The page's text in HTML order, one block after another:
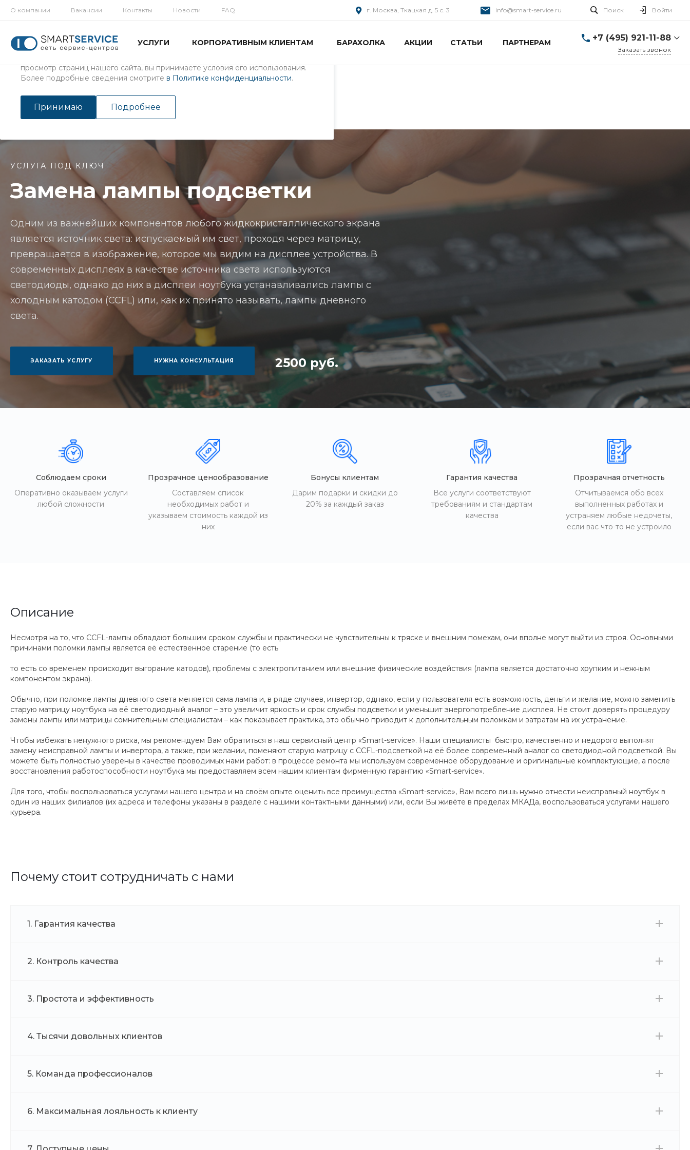
Мы используем файлы cookie, разработанные нашими специалистами и
просмотр страниц нашего сайта, вы принимаете условия его использования.
Более подробные сведения смотрите в Политике конфиденциальности.
Принимаю Подробнее
О компании Вакансии Контакты Новости FAQ г. Москва, Ткацкая д. 5 с. 3 info@smart-service.ru Поиск Войти
УСЛУГИ КОРПОРАТИВНЫМ КЛИЕНТАМ БАРАХОЛКА АКЦИИ СТАТЬИ ПАРТНЕРАМ
+7 (495) 921-11-88
Заказать звонок
Замена лампы подсветки
УСЛУГА ПОД КЛЮЧ
Замена лампы подсветки
Одним из важнейших компонентов любого жидкокристаллического экрана
является источник света: испускаемый им свет, проходя через матрицу,
превращается в изображение, которое мы видим на дисплее устройства. В
современных дисплеях в качестве источника света используются
светодиоды, однако до них в дисплеи ноутбука устанавливались лампы с
холодным катодом (CCFL) или, как их принято называть, лампы дневного
света.
ЗАКАЗАТЬ УСЛУГУ НУЖНА КОНСУЛЬТАЦИЯ 2500 руб.
Соблюдаем сроки
Оперативно оказываем услуги
любой сложности
Прозрачное ценообразование
Составляем список
необходимых работ и
указываем стоимость каждой из
них
Бонусы клиентам
Дарим подарки и скидки до
20% за каждый заказ
Гарантия качества
Все услуги соответствуют
требованиям и стандартам
качества
Прозрачная отчетность
Отчитываемся обо всех
выполненных работах и
устраняем любые недочеты,
если вас что-то не устроило
Описание
Несмотря на то, что CCFL-лампы обладают большим сроком службы и практически не чувствительны к тряске и внешним помехам, они вполне могут выйти из строя. Основными
причинами поломки лампы является её естественное старение (то есть
то есть со временем происходит выгорание катодов), проблемы с электропитанием или внешние физические воздействия (лампа является достаточно хрупким и нежным
компонентом экрана).
Обычно, при поломке лампы дневного света меняется сама лампа и, в ряде случаев, инвертор, однако, если у пользователя есть возможность, деньги и желание, можно заменить
старую матрицу ноутбука на её светодиодный аналог – это увеличит яркость и срок службы подсветки и уменьшит энергопотребление дисплея. Не стоит доверять процедуру
замены лампы или матрицы сомнительным специалистам – как показывает практика, это обычно приводит к дополнительным поломкам и затратам на их устранение.
Чтобы избежать ненужного риска, мы рекомендуем Вам обратиться в наш сервисный центр «Smart-service». Наши специалисты быстро, качественно и недорого выполнят
замену неисправной лампы и инвертора, а также, при желании, поменяют старую матрицу с CCFL-подсветкой на её более современный аналог со светодиодной подсветкой. Вы
можете быть полностью уверены в качестве проводимых нами работ: в процессе ремонта мы используем современное оборудование и оригинальные комплектующие, а после
восстановления работоспособности ноутбука мы предоставляем всем нашим клиентам фирменную гарантию «Smart-service».
Для того, чтобы воспользоваться услугами нашего центра и на своём опыте оценить все преимущества «Smart-service», Вам всего лишь нужно отнести неисправный ноутбук в
один из наших филиалов (их адреса и телефоны указаны в разделе с нашими контактными данными) или, если Вы живёте в пределах МКАДа, воспользоваться услугами нашего
курьера.
Почему стоит сотрудничать с нами
1. Гарантия качества
2. Контроль качества
3. Простота и эффективность
4. Тысячи довольных клиентов
5. Команда профессионалов
6. Максимальная лояльность к клиенту